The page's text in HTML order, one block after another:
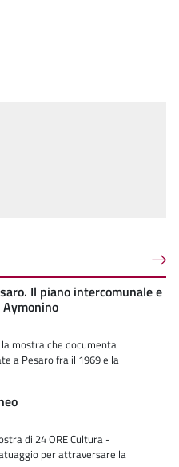
Il piano intercomunale e
mostra che documenta
a Pesaro fra il 1969 e la
di 24 ORE Cultura -
per attraversare la